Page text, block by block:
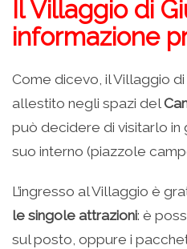
Il Villaggio di
informazione
Come dicevo, il Villaggio
allestito negli spazi del
può decidere di visitarlo
suo interno (piazzole
L’ingresso al Villaggio è
le singole attrazioni: è
sul posto, oppure i